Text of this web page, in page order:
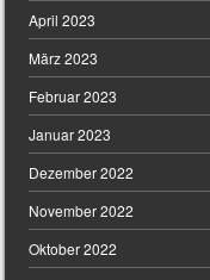
April 2023
März 2023
Februar 2023
Januar 2023
Dezember 2022
November 2022
Oktober 2022